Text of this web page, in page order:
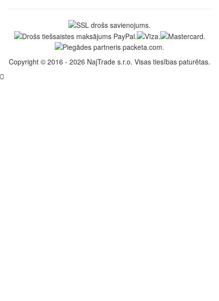
Copyright © 2016 - 2026 NajTrade s.r.o. Visas tiesības paturētas.